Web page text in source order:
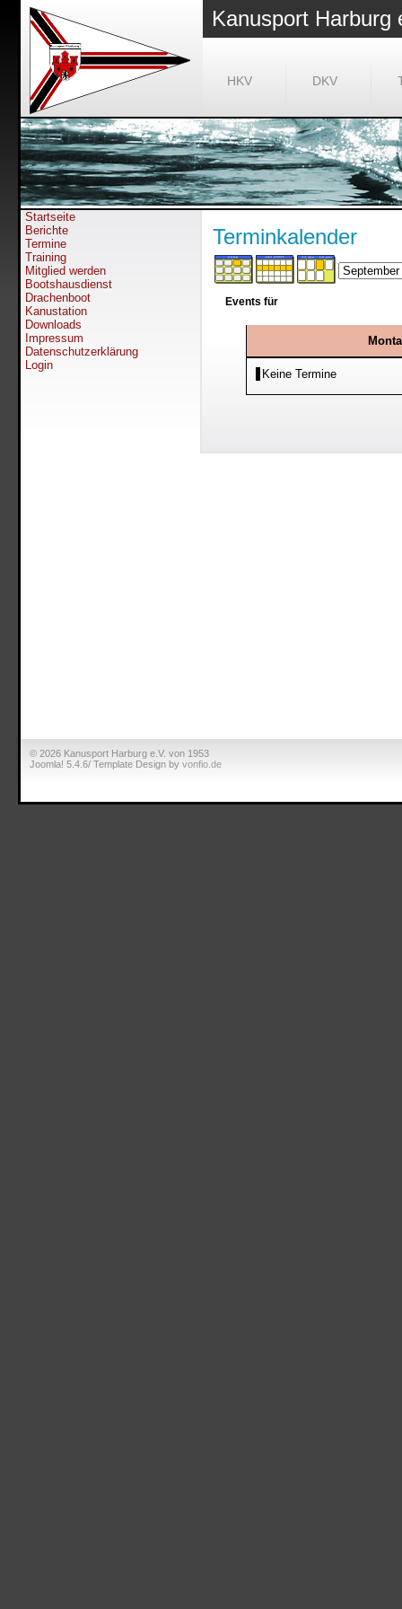
Kanusport Harburg
HKV DKV
Startseite
Berichte
Termine
Training
Mitglied werden
Bootshausdienst
Drachenboot
Kanustation
Downloads
Impressum
Datenschutzerklärung
Login
Terminkalender
Events für
Keine Termine
© 2026 Kanusport Harburg e.V. von 1953
Joomla! 5.4.6/ Template Design by vonfio.de